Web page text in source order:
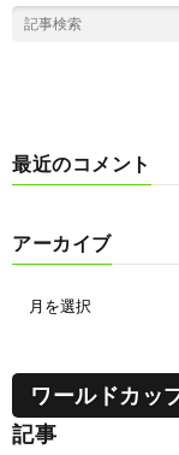
最近のコメント
アーカイブ
ワールドカッ
記事